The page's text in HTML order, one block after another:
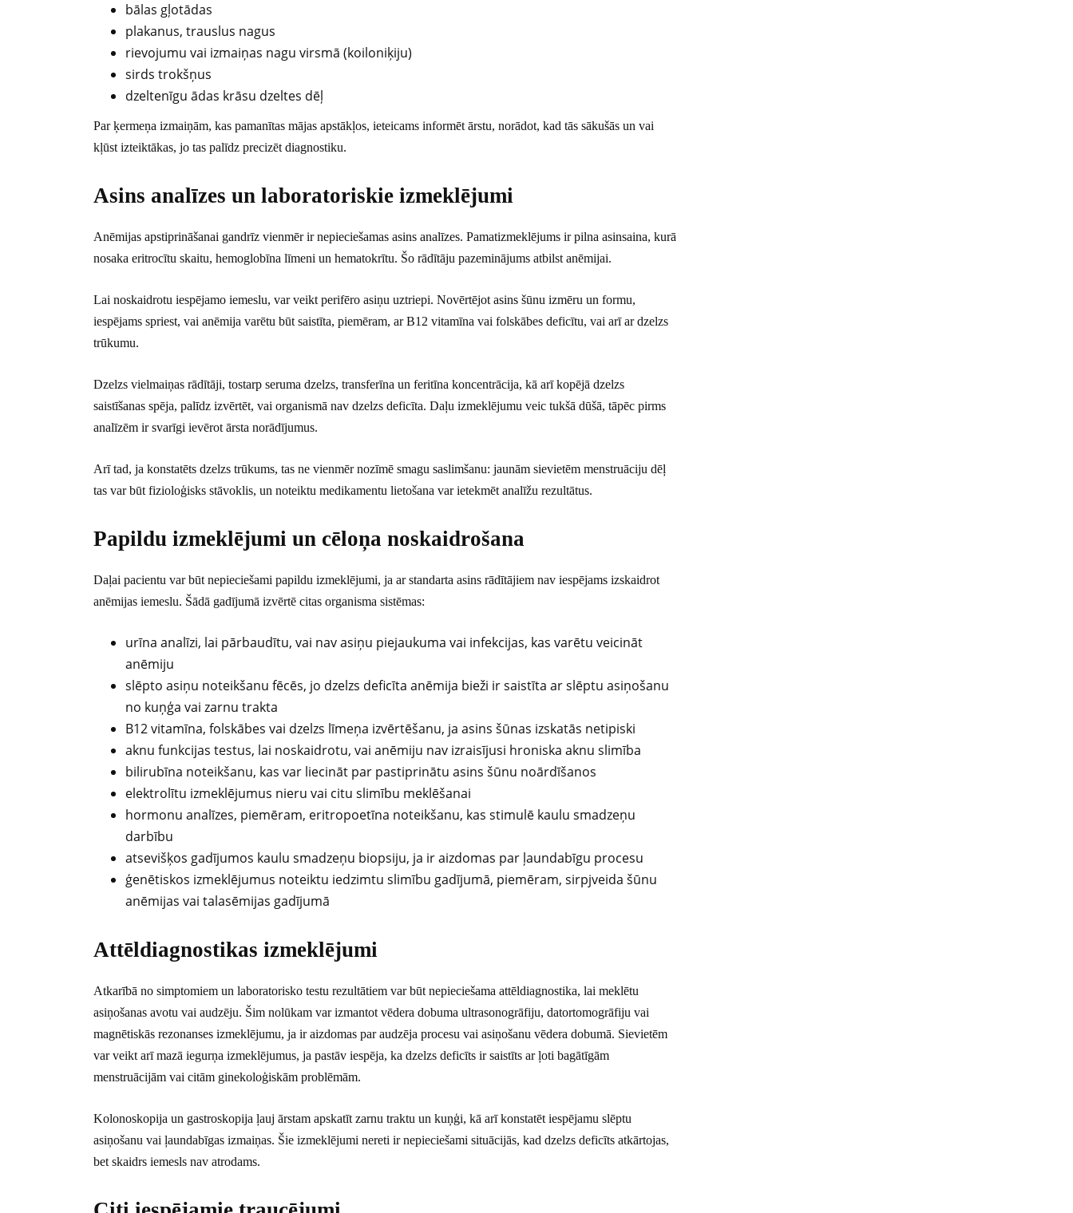
bālas gļotādas
plakanus, trauslus nagus
rievojumu vai izmaiņas nagu virsmā (koiloniķiju)
sirds trokšņus
dzeltenīgu ādas krāsu dzeltes dēļ
Par ķermeņa izmaiņām, kas pamanītas mājas apstākļos, ieteicams informēt ārstu, norādot, kad tās sākušās un vai
kļūst izteiktākas, jo tas palīdz precizēt diagnostiku.
Asins analīzes un laboratoriskie izmeklējumi
Anēmijas apstiprināšanai gandrīz vienmēr ir nepieciešamas asins analīzes. Pamatizmeklējums ir pilna asinsaina, kurā
nosaka eritrocītu skaitu, hemoglobīna līmeni un hematokrītu. Šo rādītāju pazeminājums atbilst anēmijai.
Lai noskaidrotu iespējamo iemeslu, var veikt perifēro asiņu uztriepi. Novērtējot asins šūnu izmēru un formu,
iespējams spriest, vai anēmija varētu būt saistīta, piemēram, ar B12 vitamīna vai folskābes deficītu, vai arī ar dzelzs
trūkumu.
Dzelzs vielmaiņas rādītāji, tostarp seruma dzelzs, transferīna un feritīna koncentrācija, kā arī kopējā dzelzs
saistīšanas spēja, palīdz izvērtēt, vai organismā nav dzelzs deficīta. Daļu izmeklējumu veic tukšā dūšā, tāpēc pirms
analīzēm ir svarīgi ievērot ārsta norādījumus.
Arī tad, ja konstatēts dzelzs trūkums, tas ne vienmēr nozīmē smagu saslimšanu: jaunām sievietēm menstruāciju dēļ
tas var būt fizioloģisks stāvoklis, un noteiktu medikamentu lietošana var ietekmēt analīžu rezultātus.
Papildu izmeklējumi un cēloņa noskaidrošana
Daļai pacientu var būt nepieciešami papildu izmeklējumi, ja ar standarta asins rādītājiem nav iespējams izskaidrot
anēmijas iemeslu. Šādā gadījumā izvērtē citas organisma sistēmas:
urīna analīzi, lai pārbaudītu, vai nav asiņu piejaukuma vai infekcijas, kas varētu veicināt
anēmiju
slēpto asiņu noteikšanu fēcēs, jo dzelzs deficīta anēmija bieži ir saistīta ar slēptu asiņošanu
no kuņģa vai zarnu trakta
B12 vitamīna, folskābes vai dzelzs līmeņa izvērtēšanu, ja asins šūnas izskatās netipiski
aknu funkcijas testus, lai noskaidrotu, vai anēmiju nav izraisījusi hroniska aknu slimība
bilirubīna noteikšanu, kas var liecināt par pastiprinātu asins šūnu noārdīšanos
elektrolītu izmeklējumus nieru vai citu slimību meklēšanai
hormonu analīzes, piemēram, eritropoetīna noteikšanu, kas stimulē kaulu smadzeņu
darbību
atsevišķos gadījumos kaulu smadzeņu biopsiju, ja ir aizdomas par ļaundabīgu procesu
ģenētiskos izmeklējumus noteiktu iedzimtu slimību gadījumā, piemēram, sirpjveida šūnu
anēmijas vai talasēmijas gadījumā
Attēldiagnostikas izmeklējumi
Atkarībā no simptomiem un laboratorisko testu rezultātiem var būt nepieciešama attēldiagnostika, lai meklētu
asiņošanas avotu vai audzēju. Šim nolūkam var izmantot vēdera dobuma ultrasonogrāfiju, datortomogrāfiju vai
magnētiskās rezonanses izmeklējumu, ja ir aizdomas par audzēja procesu vai asiņošanu vēdera dobumā. Sievietēm
var veikt arī mazā iegurņa izmeklējumus, ja pastāv iespēja, ka dzelzs deficīts ir saistīts ar ļoti bagātīgām
menstruācijām vai citām ginekoloģiskām problēmām.
Kolonoskopija un gastroskopija ļauj ārstam apskatīt zarnu traktu un kuņģi, kā arī konstatēt iespējamu slēptu
asiņošanu vai ļaundabīgas izmaiņas. Šie izmeklējumi nereti ir nepieciešami situācijās, kad dzelzs deficīts atkārtojas,
bet skaidrs iemesls nav atrodams.